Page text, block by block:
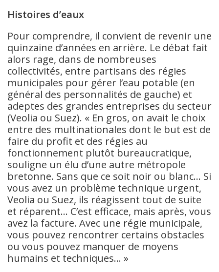
Histoires d’eaux
Pour comprendre, il convient de revenir une
quinzaine d’années en arrière. Le débat fait
alors rage, dans de nombreuses
collectivités, entre partisans des régies
municipales pour gérer l’eau potable (en
général des personnalités de gauche) et
adeptes des grandes entreprises du secteur
(Veolia ou Suez). « En gros, on avait le choix
entre des multinationales dont le but est de
faire du profit et des régies au
fonctionnement plutôt bureaucratique,
souligne un élu d’une autre métropole
bretonne. Sans que ce soit noir ou blanc… Si
vous avez un problème technique urgent,
Veolia ou Suez, ils réagissent tout de suite
et réparent… C’est efficace, mais après, vous
avez la facture. Avec une régie municipale,
vous pouvez rencontrer certains obstacles
ou vous pouvez manquer de moyens
humains et techniques… »